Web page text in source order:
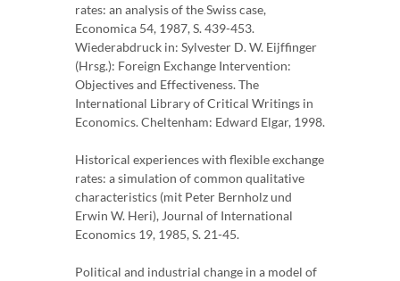
rates: an analysis of the Swiss case,
Economica 54, 1987, S. 439-453.
Wiederabdruck in: Sylvester D. W. Eijffinger
(Hrsg.): Foreign Exchange Intervention:
Objectives and Effectiveness. The
International Library of Critical Writings in
Economics. Cheltenham: Edward Elgar, 1998.
Historical experiences with flexible exchange
rates: a simulation of common qualitative
characteristics (mit Peter Bernholz und
Erwin W. Heri), Journal of International
Economics 19, 1985, S. 21-45.
Political and industrial change in a model of